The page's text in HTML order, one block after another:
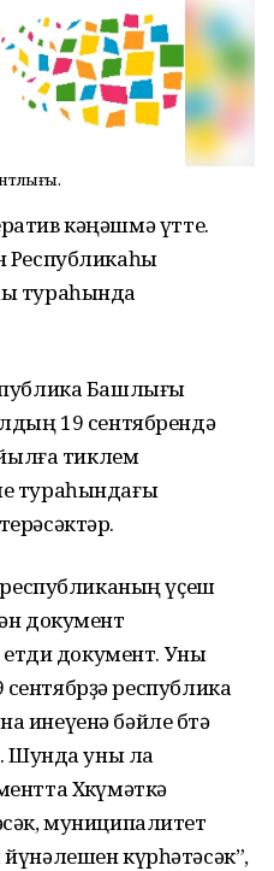
кәңәшмә үтте.
Республикаһы
тураһында
Башлығы
19 сентябрендә
тиклем
тураһындағы
үҫеш
документ
етди документ. Уны
сентябрҙә республика
бәйле бөтә
Шунда уны ла
Хөкүмәткә
муниципалитет
күрһәтәсәк”,